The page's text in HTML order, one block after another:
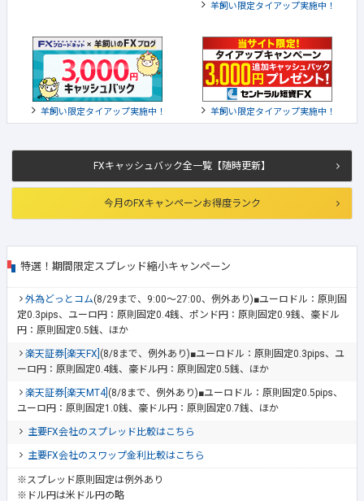
FXキャッシュバック全一覧【随時更新】
今月のFXキャンペーンお得度ランク
特選！期間限定スプレッド縮小キャンペーン
外為どっとコム(8/29まで、9:00～27:00、例外あり)■ユーロドル：原則固
定0.3pips、ユーロ円：原則固定0.4銭、ポンド円：原則固定0.9銭、豪ドル
円：原則固定0.5銭、ほか
楽天証券[楽天FX] (8/8まで、例外あり)■ユーロドル：原則固定0.3pips、ユ
ーロ円：原則固定0.4銭、豪ドル円：原則固定0.5銭、ほか
楽天証券[楽天MT4] (8/8まで、例外あり)■ユーロドル：原則固定0.5pips、
ユーロ円：原則固定1.0銭、豪ドル円：原則固定0.7銭、ほか
主要FX会社のスプレッド比較はこちら
主要FX会社のスワップ金利比較はこちら
※スプレッド原則固定は例外あり
※ドル円は米ドル円の略
羊飼い限定タイアップ実施中！
羊飼い限定タイアップ実施中！ 羊飼い限定タイアップ実施中！